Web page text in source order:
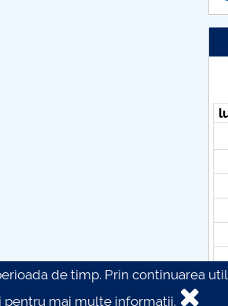
de timp. Prin continuarea
pentru mai multe informatii.